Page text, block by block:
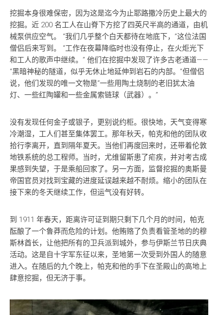
挖掘本身很难保密，因为这是迄今为止耶路撒冷历史上最大的
挖掘。近 200 名工人在山脊下方挖了四英尺半高的通道，由机
械泵供应空气。 “我们几乎整个白天都待在地底下，”这位法国
僧侣后来写到。 “工作在夜幕降临时也没有停止，在火炬光下
和工人的歌声中继续。” 他们在挖掘中发现了许多古老通道——
“黑暗神秘的隧道，似乎无休止地延伸到岩石的内部。”但僧侣
说，他们发现的唯一文物是“一些用陶土烧制的老旧犹太油
灯、一些红陶罐和一些金属索链球（武器）。”
没有发现任何金子或银子，更别说约柜。很快地，天气变得寒
冷潮湿，工人们甚至集体罢工。那年秋天，帕克和他的团队收
拾行李离开，直到隔年夏天。当他们再度回来时，还带着伦敦
地铁系统的总工程师。当时，尤维留斯患了疟疾，并对考古成
果感到失望，于是乘船回家了。另一方面，监督挖掘的奥斯曼
帝国官员对找到宝藏的进度延误越来越不耐烦。缩小的团队在
接下来的冬天继续工作，但运气没有好转。
到 1911 年春天，距离许可证到期只剩下几个月的时间，帕克
酝酿了一个鲁莽而危险的计划。他贿赂了负责看管圣地的的穆
斯林酋长，让他把所有的卫兵派到城外，参与伊斯兰节日庆典
活动。这是自十字军东征以来，圣地第一次受到外国人的随意
进入。在随后的九个晚上，帕克和他的手下在圣殿山的高地上
肆意挖掘，但无济于事。